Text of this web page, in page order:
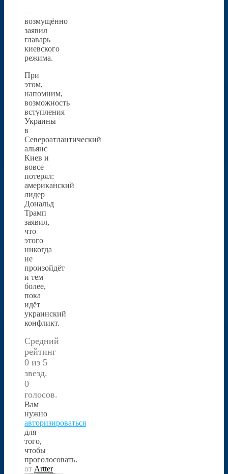
—
возмущённо
заявил
главарь
киевского
режима.
При
этом,
напомним,
возможность
вступления
Украины
в
Североатлантический
альянс
Киев и
вовсе
потерял:
американский
лидер
Дональд
Трамп
заявил,
что
этого
никогда
не
произойдёт
и тем
более,
пока
идёт
украинский
конфликт.
Средний
рейтинг
0 из 5
звезд.
0
голосов.
Вам
нужно
авторизироваться
для
того,
чтобы
проголосовать.
от Artter